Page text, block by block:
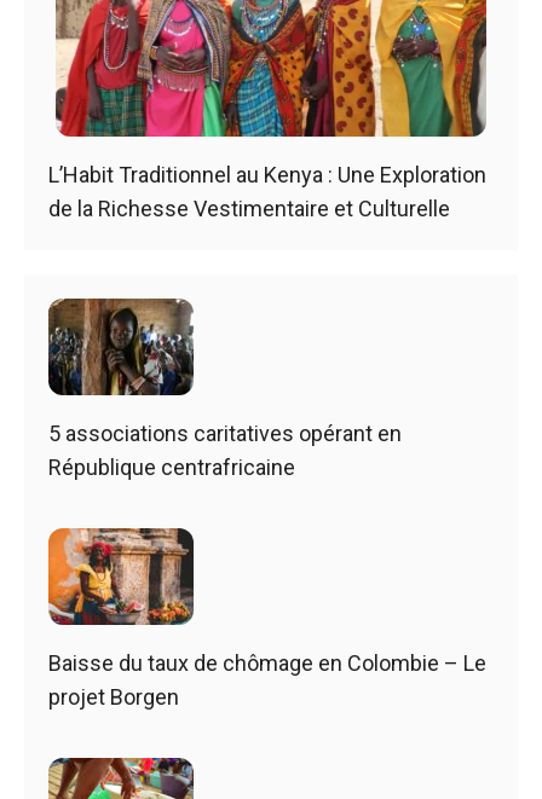
L’Habit Traditionnel au Kenya : Une Exploration
de la Richesse Vestimentaire et Culturelle
5 associations caritatives opérant en
République centrafricaine
Baisse du taux de chômage en Colombie – Le
projet Borgen